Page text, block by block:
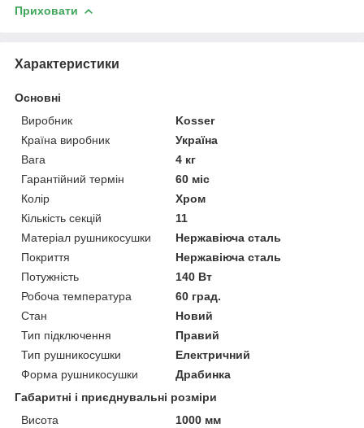
Приховати
Характеристики
Основні
Виробник
Kosser
Країна виробник
Україна
Вага
4 кг
Гарантійний термін
60 міс
Колір
Хром
Кількість секцій
11
Матеріал рушникосушки
Нержавіюча сталь
Покриття
Нержавіюча сталь
Потужність
140 Вт
Робоча температура
60 град.
Стан
Новий
Тип підключення
Правий
Тип рушникосушки
Електричний
Форма рушникосушки
Драбинка
Габаритні і приєднувальні розміри
Висота
1000 мм